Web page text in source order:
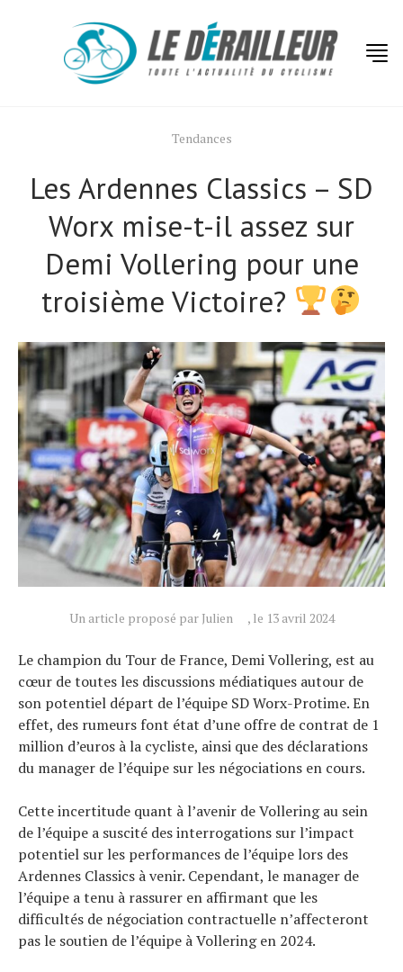
Tendances
Les Ardennes Classics – SD
Worx mise-t-il assez sur
Demi Vollering pour une
troisième Victoire?
Un article proposé par Julien , le 13 avril 2024
Le champion du Tour de France, Demi Vollering, est au
cœur de toutes les discussions médiatiques autour de
son potentiel départ de l’équipe SD Worx-Protime. En
effet, des rumeurs font état d’une offre de contrat de 1
million d’euros à la cycliste, ainsi que des déclarations
du manager de l’équipe sur les négociations en cours.
Cette incertitude quant à l’avenir de Vollering au sein
de l’équipe a suscité des interrogations sur l’impact
potentiel sur les performances de l’équipe lors des
Ardennes Classics à venir. Cependant, le manager de
l’équipe a tenu à rassurer en affirmant que les
difficultés de négociation contractuelle n’affecteront
pas le soutien de l’équipe à Vollering en 2024.
Actualités
Technologies
Tests de produits
Conseils
Tendances
Tous nos articles